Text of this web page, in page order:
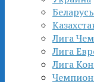
Беларусь
Лига
Лига
Лига